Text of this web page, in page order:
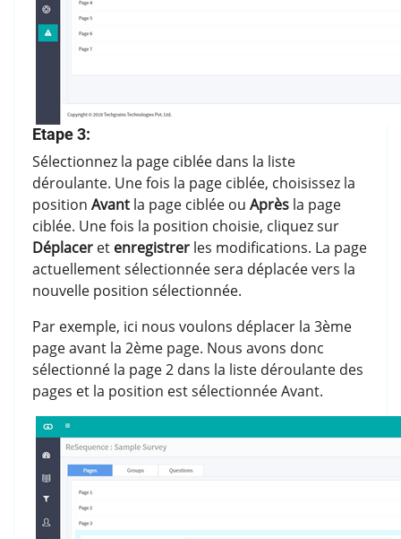
Etape 3:
Sélectionnez la page ciblée dans la liste
déroulante. Une fois la page ciblée, choisissez la
position Avant la page ciblée ou Après la page
ciblée. Une fois la position choisie, cliquez sur
Déplacer et enregistrer les modifications. La page
actuellement sélectionnée sera déplacée vers la
nouvelle position sélectionnée.
Par exemple, ici nous voulons déplacer la 3ème
page avant la 2ème page. Nous avons donc
sélectionné la page 2 dans la liste déroulante des
pages et la position est sélectionnée Avant.